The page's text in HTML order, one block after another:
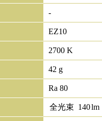
-
EZ10
2700 K
42 g
Ra 80
全光束 140lm